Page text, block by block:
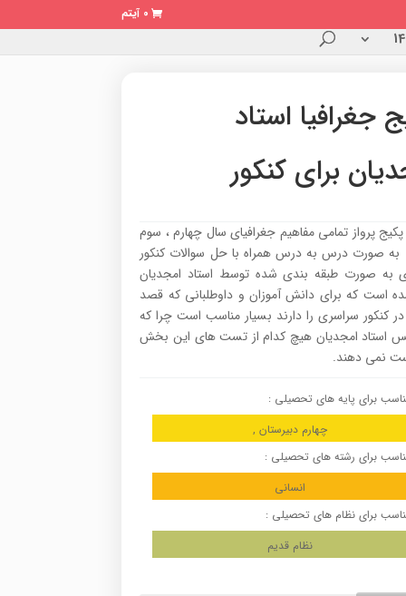
0 آیتم
جغرافیا استاد
برای کنکور
پرواز تمامی مفاهیم جغرافیای سال چهارم ، سوم
صورت درس به درس همراه با حل سوالات کنکور
به صورت طبقه بندی شده توسط استاد امجدیان
است که برای دانش آموزان و داوطلبانی که قصد
کنکور سراسری را دارند بسیار مناسب است چرا که
استاد امجدیان هیچ کدام از تست های این بخش
نمی دهند.
برای پایه های تحصیلی :
چهارم دبیرستان ,
برای رشته های تحصیلی :
انسانی
برای نظام های تحصیلی :
نظام قدیم